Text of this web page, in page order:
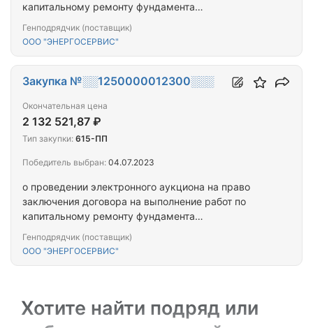
капитальному ремонту фундамента
адресу: Республика Тыва, г. Кызыл, ул. Ленина, д.
Генподрядчик (поставщик)
ООО "ЭНЕРГОСЕРВИС"
о проведении электронного аукциона на право
заключения договора на выполнение работ по
капитальному ремонту фундамента
адресу: Республика Тыва, г. Кызыл, ул. Кочетова,
Генподрядчик (поставщик)
ООО "ЭНЕРГОСЕРВИС"
Закупка №░░1250000012300░░░
Окончательная цена
2 132 521,87 ₽
Тип закупки: 615-ПП
Победитель выбран: 04.07.2023
Хотите найти подряд или